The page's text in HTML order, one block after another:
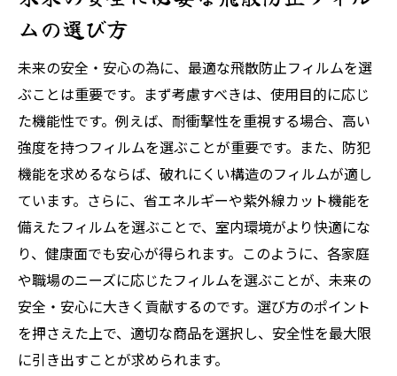
ムの選び方
未来の安全・安心の為に、最適な飛散防止フィルムを選
ぶことは重要です。まず考慮すべきは、使用目的に応じ
た機能性です。例えば、耐衝撃性を重視する場合、高い
強度を持つフィルムを選ぶことが重要です。また、防犯
機能を求めるならば、破れにくい構造のフィルムが適し
ています。さらに、省エネルギーや紫外線カット機能を
備えたフィルムを選ぶことで、室内環境がより快適にな
り、健康面でも安心が得られます。このように、各家庭
や職場のニーズに応じたフィルムを選ぶことが、未来の
安全・安心に大きく貢献するのです。選び方のポイント
を押さえた上で、適切な商品を選択し、安全性を最大限
に引き出すことが求められます。